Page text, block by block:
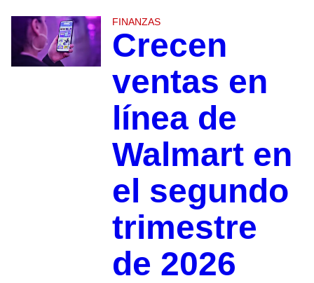
FINANZAS
Crecen
ventas en
línea de
Walmart en
el segundo
trimestre
de 2026